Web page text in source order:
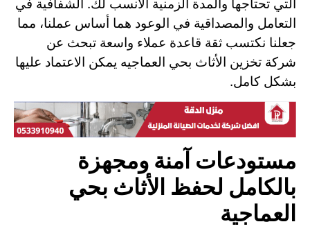
التي تحتاجها والمدة الزمنية الأنسب لك. الشفافية في
التعامل والمصداقية في الوعود هما أساس عملنا، مما
جعلنا نكتسب ثقة قاعدة عملاء واسعة تبحث عن
شركة تخزين الأثاث بحي العماجيه يمكن الاعتماد عليها
بشكل كامل.
مستودعات آمنة ومجهزة
بالكامل لحفظ الأثاث بحي
العماجية